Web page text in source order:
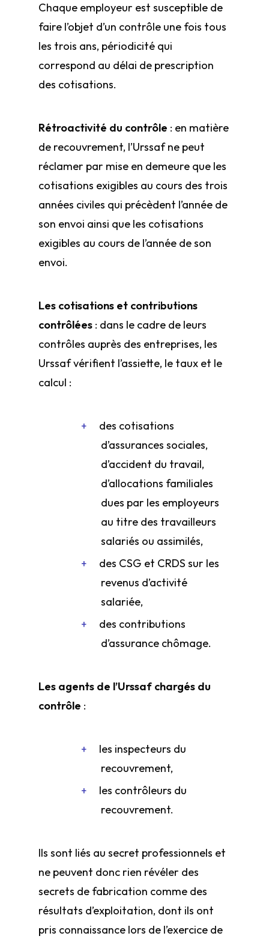
Chaque employeur est susceptible de
faire l’objet d’un contrôle une fois tous
les trois ans, périodicité qui
correspond au délai de prescription
des cotisations.
Rétroactivité du contrôle : en matière
de recouvrement, l’Urssaf ne peut
réclamer par mise en demeure que les
cotisations exigibles au cours des trois
années civiles qui précèdent l’année de
son envoi ainsi que les cotisations
exigibles au cours de l’année de son
envoi.
Les cotisations et contributions
contrôlées : dans le cadre de leurs
contrôles auprès des entreprises, les
Urssaf vérifient l’assiette, le taux et le
calcul :
des cotisations
d’assurances sociales,
d’accident du travail,
d’allocations familiales
dues par les employeurs
au titre des travailleurs
salariés ou assimilés,
des CSG et CRDS sur les
revenus d’activité
salariée,
des contributions
d’assurance chômage.
Les agents de l’Urssaf chargés du
contrôle :
les inspecteurs du
recouvrement,
les contrôleurs du
recouvrement.
Ils sont liés au secret professionnels et
ne peuvent donc rien révéler des
secrets de fabrication comme des
résultats d’exploitation, dont ils ont
pris connaissance lors de l’exercice de